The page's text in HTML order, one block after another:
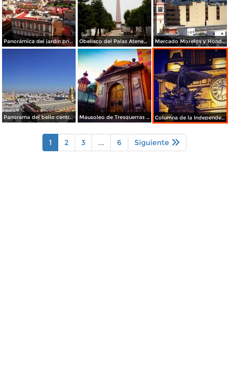
Panorámica del jardín principal Obelisco del Palas Atenea Celaya Mercado Morelos y Honda al fondo
Panorama del bello centro histórico de Celaya Mausoleo de Tresguerras / Capilla de los Dolores Columna de la Independencia de noche
1 2 3 ... 6 Siguiente